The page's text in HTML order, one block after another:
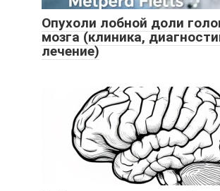
Опухоли лобной доли
мозга (клиника,
лечение)